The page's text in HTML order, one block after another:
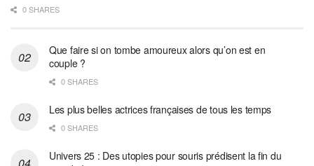
0 SHARES
Que faire si on tombe amoureux alors qu’on est en
couple ?
0 SHARES
Les plus belles actrices françaises de tous les temps
0 SHARES
Univers 25 : Des utopies pour souris prédisent la fin du